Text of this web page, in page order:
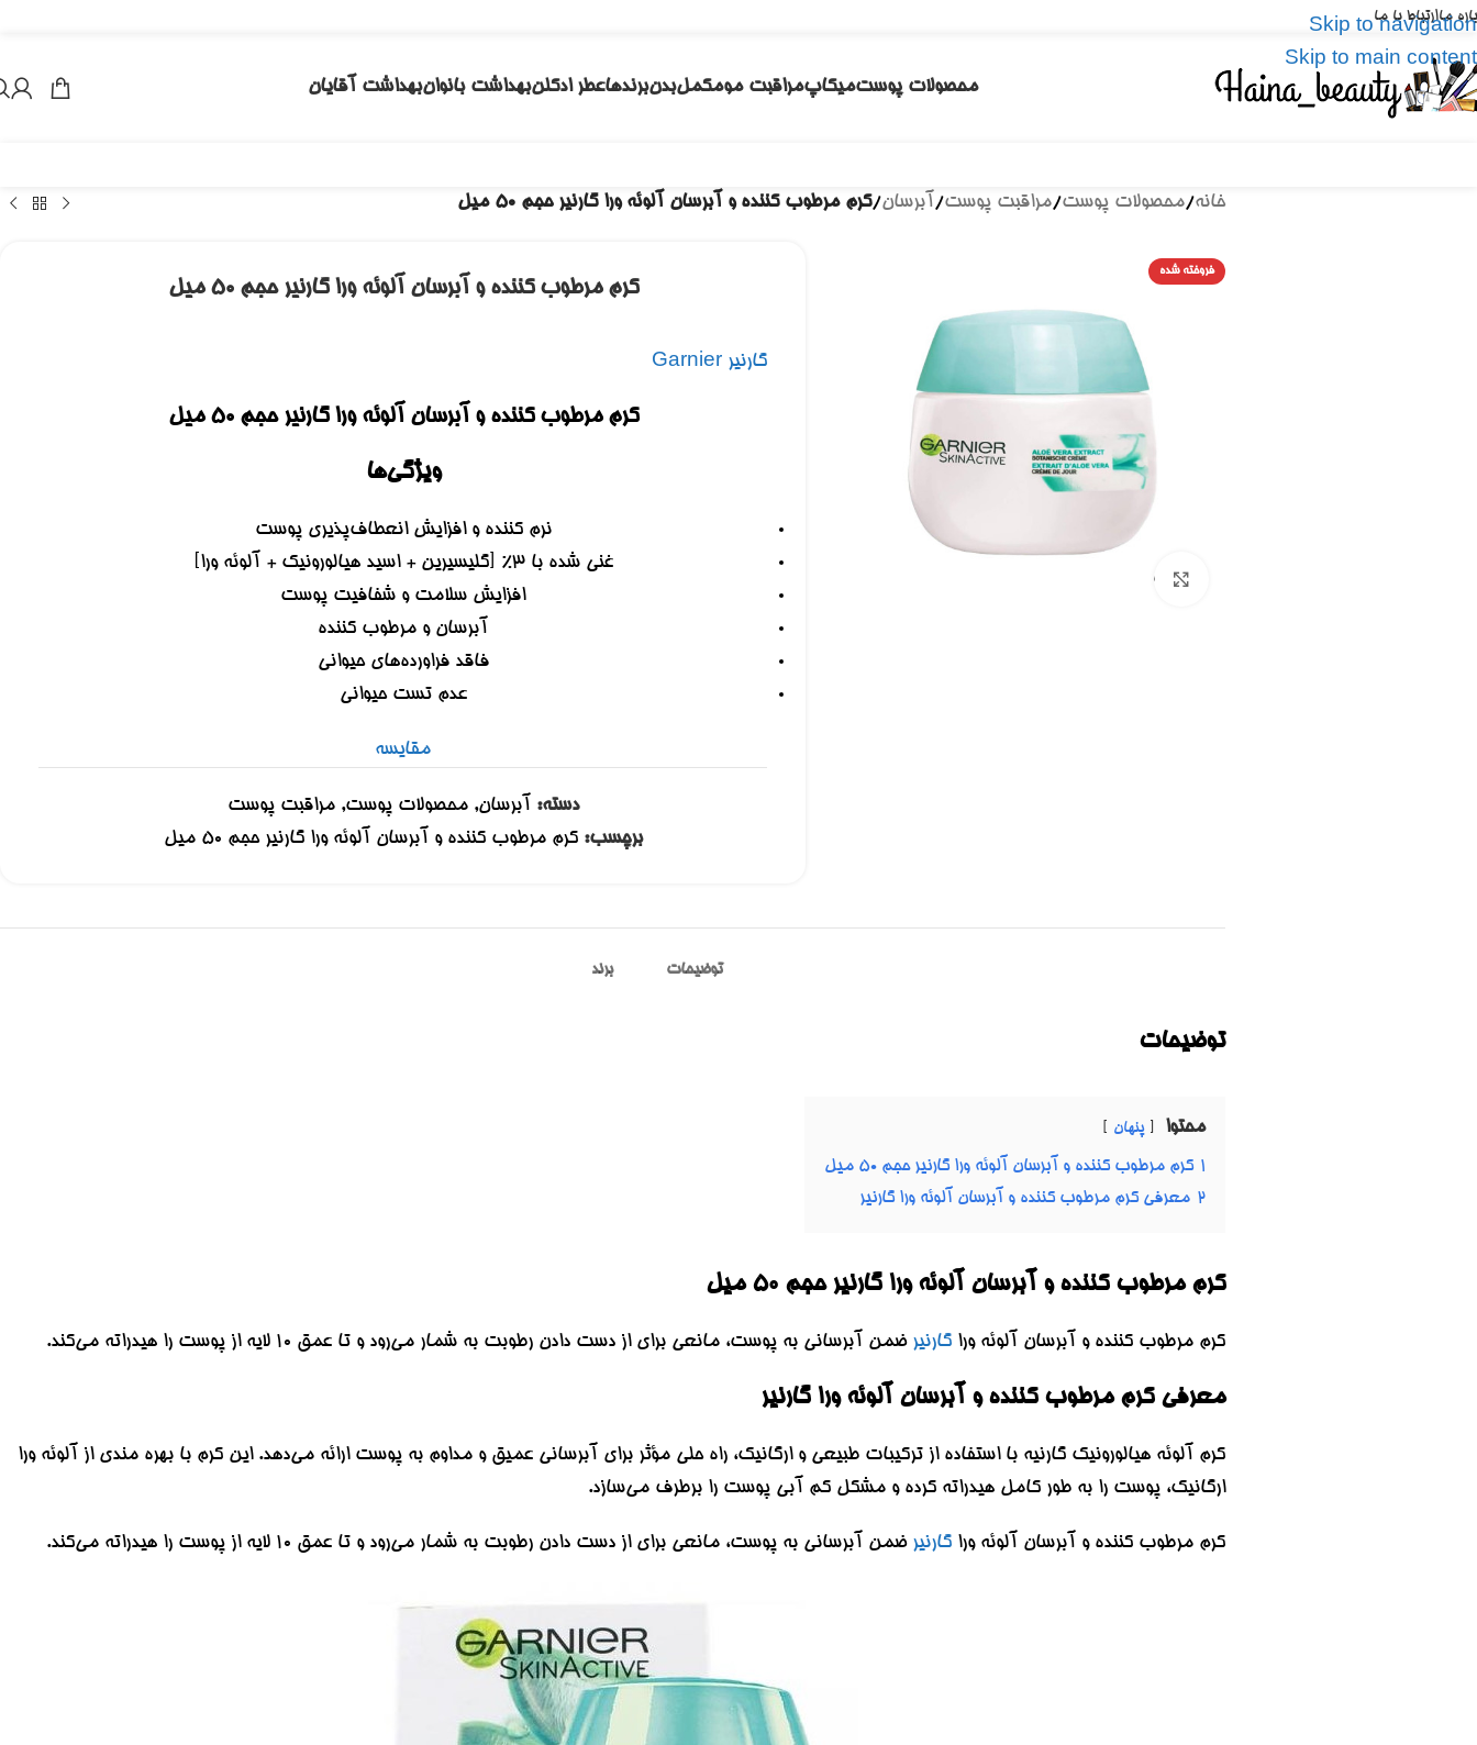
Skip to navigation
Skip to main content
ماارتباط با ما
محصولات پوستمیکاپمراقبت مومکملبدنبرندهاعطر ادکلنبهداشت بانوانبهداشت آقایان
خانه/محصولات پوست/مراقبت پوست/آبرسان/کرم مرطوب کننده و آبرسان آلوئه ورا گارنیر حجم 50 میل
فروخته شده
کرم مرطوب کننده و آبرسان آلوئه ورا گارنیر حجم 50 میل
گارنیر Garnier
کرم مرطوب کننده و آبرسان آلوئه ورا گارنیر حجم 50 میل
ویژگی‌ها
نرم کننده و افزایش انعطاف‌پذیری پوست
غنی شده با 3% [گلیسیرین + اسید هیالورونیک + آلوئه ورا]
افزایش سلامت و شفافیت پوست
آبرسان و مرطوب کننده
فاقد فراورده‌های حیوانی
عدم تست حیوانی
مقایسه
دسته: آبرسان, محصولات پوست, مراقبت پوست
برچسب: کرم مرطوب کننده و آبرسان آلوئه ورا گارنیر حجم 50 میل
توضیحات برند
توضیحات
محتوا پنهان
1 کرم مرطوب کننده و آبرسان آلوئه ورا گارنیر حجم 50 میل
2 معرفی کرم مرطوب کننده و آبرسان آلوئه ورا گارنیر
کرم مرطوب کننده و آبرسان آلوئه ورا گارنیر حجم 50 میل
کرم مرطوب کننده و آبرسان آلوئه ورا گارنیر ضمن آبرسانی به پوست، مانعی برای از دست دادن رطوبت به شمار می‌رود و تا عمق 10 لایه از پوست را هیدراته می‌کند.
معرفی کرم مرطوب کننده و آبرسان آلوئه ورا گارنیر
کرم آلوئه هیالورونیک گارنیه با استفاده از ترکیبات طبیعی و ارگانیک، راه حلی مؤثر برای آبرسانی عمیق و مداوم به پوست ارائه می‌دهد. این کرم با بهره مندی از آلوئه ورا
ارگانیک، پوست را به طور کامل هیدراته کرده و مشکل کم آبی پوست را برطرف می‌سازد.
کرم مرطوب کننده و آبرسان آلوئه ورا گارنیر ضمن آبرسانی به پوست، مانعی برای از دست دادن رطوبت به شمار می‌رود و تا عمق 10 لایه از پوست را هیدراته می‌کند.